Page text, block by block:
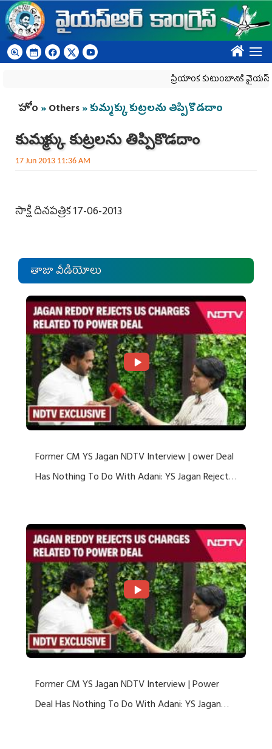
Skip to main content
????
ప్రియాంక కుటుంబానికి
You are here
హోం »Others» కుమ్మక్కు కుట్రలను తిప్పికొడదాం
కుమ్మక్కు కుట్రలను తిప్పికొడదాం
17 Jun 2013 11:36 AM
సాక్షి దినపత్రిక 17-06-2013
తాజా వీడియోలు
Former CM YS Jagan NDTV Interview | ower Deal
Has Nothing To Do With Adani: YS Jagan Rejects
Former CM YS Jagan NDTV Interview | Power
Deal Has Nothing To Do With Adani: YS Jagan